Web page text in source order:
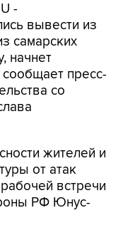
-
вывести из
самарских
начнет
пресс-
со
жителей и
от атак
встречи
РФ Юнус-